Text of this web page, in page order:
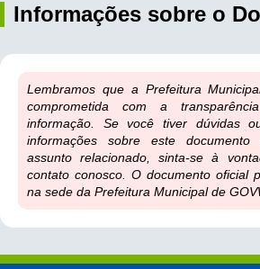
Informações sobre o
Lembramos que a Prefeitura
comprometida com a
informação. Se você tiver dúvidas
informações sobre este
assunto relacionado, sinta-se à
contato conosco. O documento oficial
na sede da Prefeitura Municipal de